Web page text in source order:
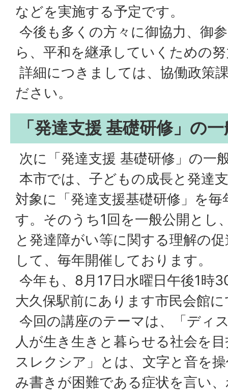
などを実施する予定です。
今後も多くの方々に御協力、御
ら、平和を継承していくための
詳細につきましては、協働政策
ださい。
「発達支援 基礎研修」の
次に「発達支援 基礎研修」の一
本市では、子どもの成長と発達
対象に「発達支援基礎研修」を
す。そのうち1回を一般公開とし
と発達障がい等に関する理解の
して、毎年開催しております。
今年も、8月17日水曜日午後1時
大久保駅前にあります市民会館
今回の講座のテーマは、「ディ
人が生き生きと暮らせる社会を
スレクシア」とは、文字と音を
み書きが困難である症状を言い